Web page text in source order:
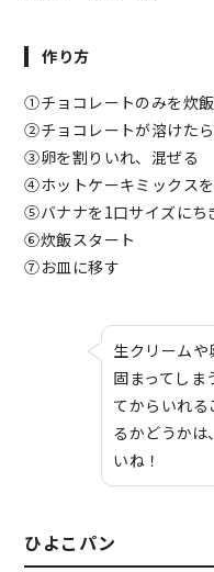
作り方
①チョコレートのみを炊
②チョコレートが溶けた
③卵を割りいれ、混ぜる
④ホットケーキミックス
⑤バナナを1口サイズにち
⑥炊飯スタート
⑦お皿に移す
生クリーム
固まってしま
てからいれる
るかどうかは
いね！
ひよこパン